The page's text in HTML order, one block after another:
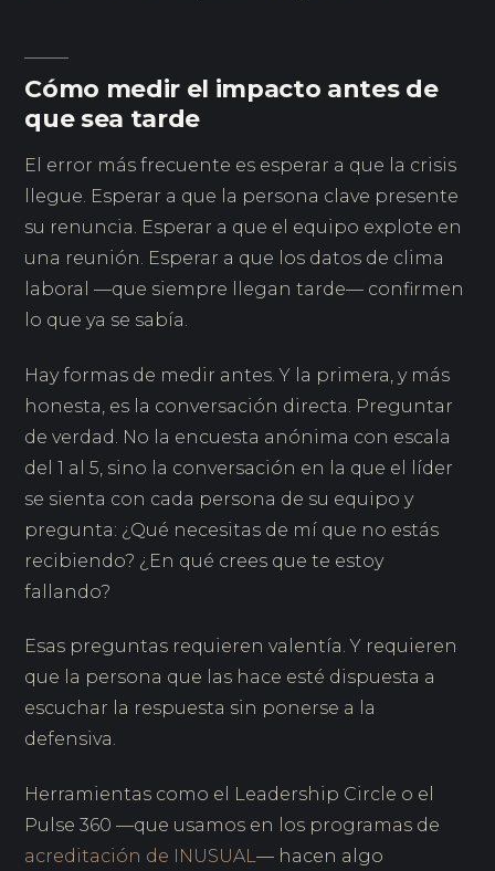
Cómo medir el impacto antes de
que sea tarde
El error más frecuente es esperar a que la crisis
llegue. Esperar a que la persona clave presente
su renuncia. Esperar a que el equipo explote en
una reunión. Esperar a que los datos de clima
laboral —que siempre llegan tarde— confirmen
lo que ya se sabía.
Hay formas de medir antes. Y la primera, y más
honesta, es la conversación directa. Preguntar
de verdad. No la encuesta anónima con escala
del 1 al 5, sino la conversación en la que el líder
se sienta con cada persona de su equipo y
pregunta: ¿Qué necesitas de mí que no estás
recibiendo? ¿En qué crees que te estoy
fallando?
Esas preguntas requieren valentía. Y requieren
que la persona que las hace esté dispuesta a
escuchar la respuesta sin ponerse a la
defensiva.
Herramientas como el Leadership Circle o el
Pulse 360 —que usamos en los programas de
acreditación de INUSUAL— hacen algo